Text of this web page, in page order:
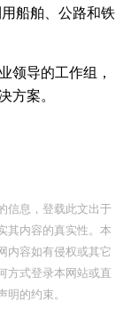
船舶、公路和铁
领导的工作组，
案。
信息，登载此文出于
其内容的真实性。本
内容如有侵权或其它
方式登录本网站或直
的约束。